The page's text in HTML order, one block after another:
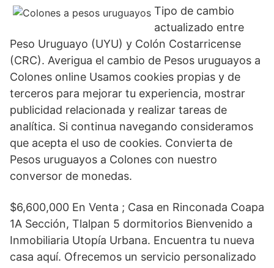
Tipo de cambio
actualizado entre
Peso Uruguayo (UYU) y Colón Costarricense
(CRC). Averigua el cambio de Pesos uruguayos a
Colones online Usamos cookies propias y de
terceros para mejorar tu experiencia, mostrar
publicidad relacionada y realizar tareas de
analítica. Si continua navegando consideramos
que acepta el uso de cookies. Convierta de
Pesos uruguayos a Colones con nuestro
conversor de monedas.
$6,600,000 En Venta ; Casa en Rinconada Coapa
1A Sección, Tlalpan 5 dormitorios Bienvenido a
Inmobiliaria Utopía Urbana. Encuentra tu nueva
casa aquí. Ofrecemos un servicio personalizado